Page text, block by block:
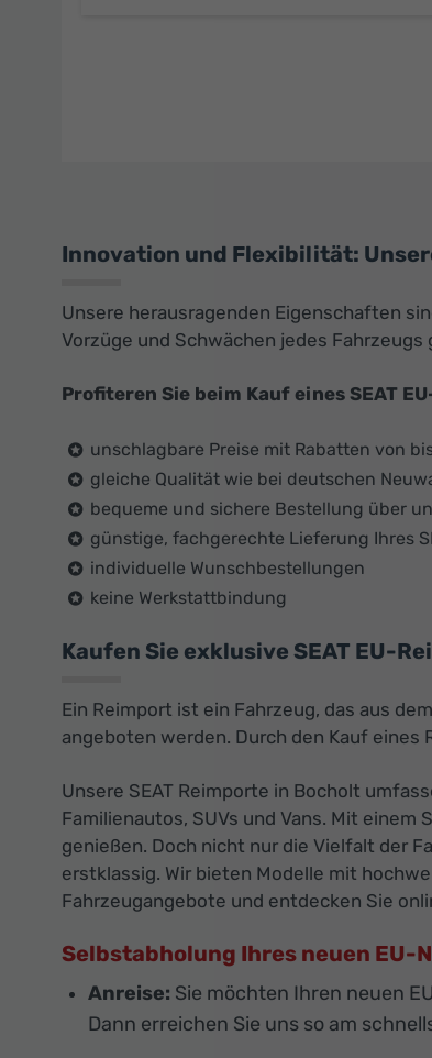
Innovation und Flexibilität:
Unsere herausragenden Eigenschaften
Vorzüge und Schwächen jedes
Profiteren Sie beim Kauf eines SEAT
unschlagbare Preise mit Rabatten von
gleiche Qualität wie bei deutschen
bequeme und sichere Bestellung über
günstige, fachgerechte Lieferung Ihres
individuelle Wunschbestellungen
keine Werkstattbindung
Kaufen Sie exklusive SEAT EU-
Ein Reimport ist ein Fahrzeug, das aus
angeboten werden. Durch den Kauf eines
Unsere SEAT Reimporte in Bocholt
Familienautos, SUVs und Vans. Mit
genießen. Doch nicht nur die Vielfalt der
erstklassig. Wir bieten Modelle mit
Fahrzeugangebote und entdecken Sie
Selbstabholung Ihres neuen EU-
Anreise: Sie möchten Ihren neuen
Dann erreichen Sie uns so am